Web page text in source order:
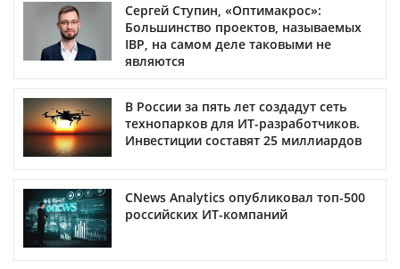
Сергей Ступин, «Оптимакрос»:
Большинство проектов, называемых
IBP, на самом деле таковыми не
являются
В России за пять лет создадут сеть
технопарков для ИТ-разработчиков.
Инвестиции составят 25 миллиардов
CNews Analytics опубликовал топ-500
российских ИТ-компаний